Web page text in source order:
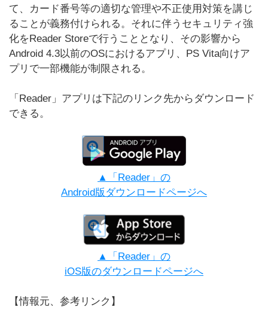
て、カード番号等の適切な管理や不正使用対策を講じ
ることが義務付けられる。それに伴うセキュリティ強
化をReader Storeで行うこととなり、その影響から
Android 4.3以前のOSにおけるアプリ、PS Vita向けア
プリで一部機能が制限される。
「Reader」アプリは下記のリンク先からダウンロード
できる。
▲「Reader」の
Android版ダウンロードページへ
▲「Reader」の
iOS版のダウンロードページへ
【情報元、参考リンク】